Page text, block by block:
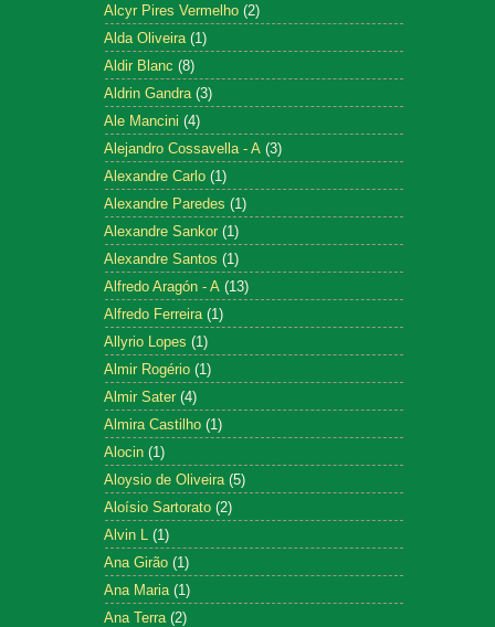
Alcyr Pires Vermelho (2)
Alda Oliveira (1)
Aldir Blanc (8)
Aldrin Gandra (3)
Ale Mancini (4)
Alejandro Cossavella - A (3)
Alexandre Carlo (1)
Alexandre Paredes (1)
Alexandre Sankor (1)
Alexandre Santos (1)
Alfredo Aragón - A (13)
Alfredo Ferreira (1)
Allyrio Lopes (1)
Almir Rogério (1)
Almir Sater (4)
Almira Castilho (1)
Alocin (1)
Aloysio de Oliveira (5)
Aloísio Sartorato (2)
Alvin L (1)
Ana Girão (1)
Ana Maria (1)
Ana Terra (2)